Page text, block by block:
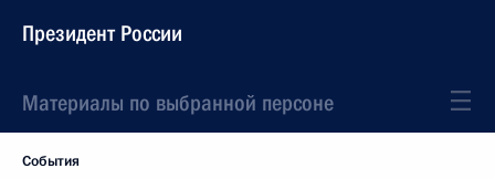
Президент России
Материалы по выбранной персоне
События